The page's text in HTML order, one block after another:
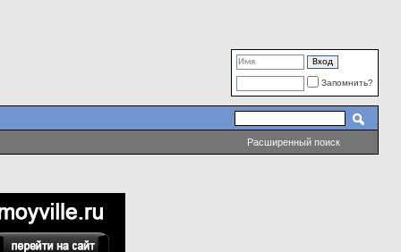
Запомнить?
Расширенный поиск